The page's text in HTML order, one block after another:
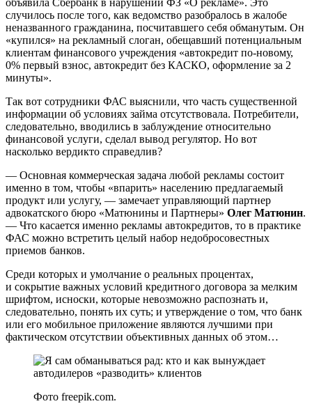
случилось после того, как ведомство разобралось в жалобе
неназванного гражданина, посчитавшего себя обманутым. Он
«купился» на рекламный слоган, обещавший потенциальным
клиентам финансового учреждения «автокредит по-новому,
0% первый взнос, автокредит без КАСКО, оформление за 2
минуты».
Так вот сотрудники ФАС выяснили, что часть существенной
информации об условиях займа отсутствовала. Потребители,
следовательно, вводились в заблуждение относительно
финансовой услуги, сделал вывод регулятор. Но вот
насколько вердикто справедлив?
— Основная коммерческая задача любой рекламы состоит
именно в том, чтобы «впарить» населению предлагаемый
продукт или услугу, — замечает управляющий партнер
адвокатского бюро «Матюнины и Партнеры» Олег Матюнин.
— Что касается именно рекламы автокредитов, то в практике
ФАС можно встретить целый набор недобросовестных
приемов банков.
Среди которых и умолчание о реальных процентах,
и сокрытие важных условий кредитного договора за мелким
шрифтом, исноски, которые невозможно распознать и,
следовательно, понять их суть; и утверждение о том, что банк
или его мобильное приложение являются лучшими при
фактическом отсутствии объективных данных об этом…
Фото freepik.com.